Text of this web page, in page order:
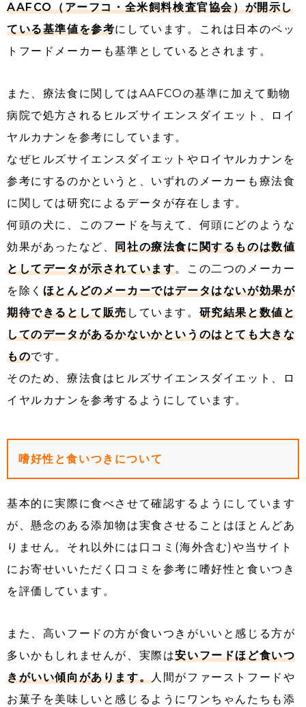
AAFCO（アーフコ・全米飼料検査官協会）が開示し
ている基準値を参考にしています。これは日本のペッ
トフードメーカーも基準としているとされます。
また、療法食に関してはAAFCOの基準に加えて動物
病院で処方されるヒルズサイエンスダイエット、ロイ
ヤルカナンを参考にしています。
なぜヒルズサイエンスダイエットやロイヤルカナンを
参考にするのかというと、いずれのメーカーも療法食
に関しては研究によるデータが存在します。
何頭の犬に、このフードを与えて、何頭にどのような
効果があったなど、同社の療法食に関するものは数値
としてデータが示されています。この二つのメーカー
を除く ほとんどのメーカーではデータはないが効果が
期待できるとして販売しています。 研究結果と数値と
してのデータがあるかないかというのはとても大きな
ものです。
そのため、療法食はヒルズサイエンスダイエット、ロ
イヤルカナンを参考するようにしています。
嗜好性と食いつきについて
基本的に実際に食べさせて確認するようにしています
が、懸念のある添加物は実食させることはほとんどあ
りません。それ以外には口コミ(海外含む)や当サイト
にお寄せいいただく口コミを参考に嗜好性と食いつき
を評価しています。
また、高いフードの方が食いつきがいいと感じる方が
多いかもしれませんが、実際は安いフードほど食いつ
きがいい傾向があります。人間がファーストフードや
お菓子を美味しいと感じるようにワンちゃんたちも添